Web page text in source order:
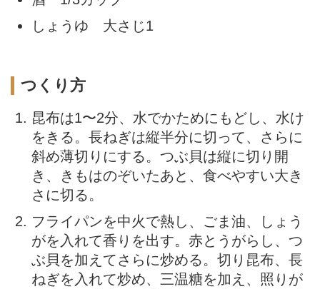
しょうゆ 大さじ1
つくり方
昆布は1〜2分、水でかためにもどし、水け
をきる。長ねぎは縦半分に切って、さらに
斜め薄切りにする。つぶ貝は縦に切り開
き、きもはのぞいたあと、食べやすい大き
さに切る。
フライパンを中火で熱し、ごま油、しょう
がを入れて香りを出す。赤とうがらし、つ
ぶ貝を加えてさらに炒める。切り昆布、長
ねぎを入れて炒め、三温糖を加え、照りが